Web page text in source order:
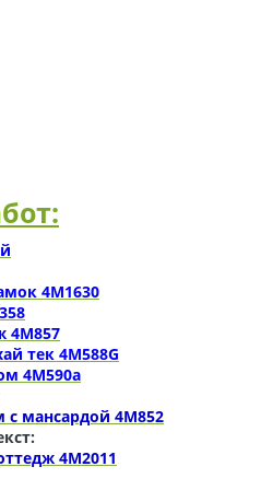
4M1630
4M857
тек 4M588G
4M590a
мансардой 4M852
4M2011